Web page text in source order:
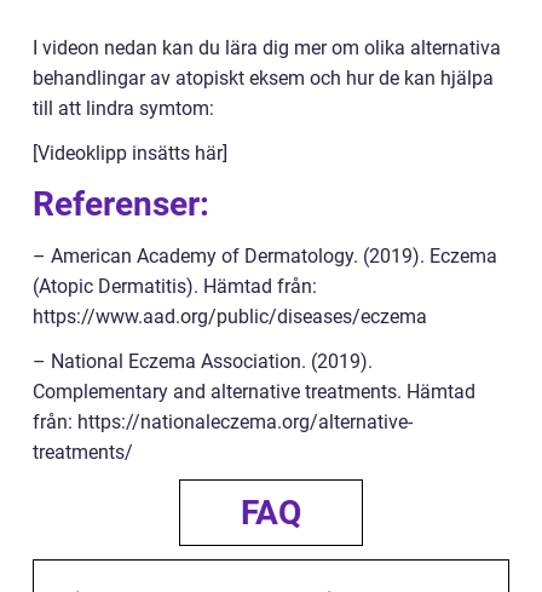
I videon nedan kan du lära dig mer om olika alternativa
behandlingar av atopiskt eksem och hur de kan hjälpa
till att lindra symtom:
[Videoklipp insätts här]
Referenser:
– American Academy of Dermatology. (2019). Eczema
(Atopic Dermatitis). Hämtad från:
https://www.aad.org/public/diseases/eczema
– National Eczema Association. (2019).
Complementary and alternative treatments. Hämtad
från: https://nationaleczema.org/alternative-
treatments/
FAQ